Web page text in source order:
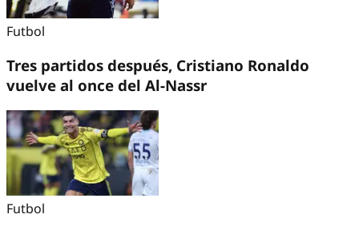
Futbol
Tres partidos después, Cristiano Ronaldo
vuelve al once del Al-Nassr
Futbol